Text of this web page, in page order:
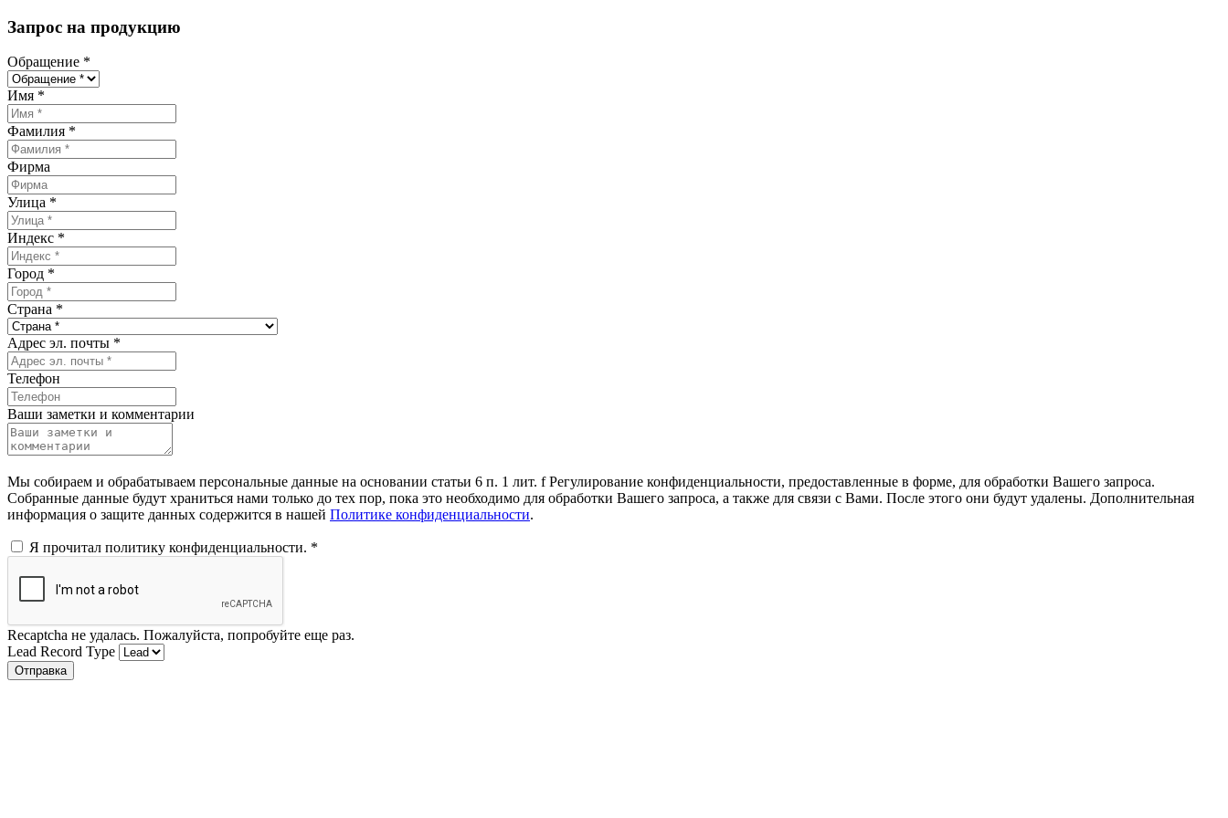
Запрос на продукцию
Обращение *
Имя *
Фамилия *
Фирма
Улица *
Индекс *
Город *
Страна *
Адрес эл. почты *
Телефон
Ваши заметки и комментарии
Мы собираем и обрабатываем персональные данные на основании статьи 6 п. 1 лит. f Регулирование конфиденциальности, предоставленные в форме, для обработки Вашего запроса.
Собранные данные будут храниться нами только до тех пор, пока это необходимо для обработки Вашего запроса, а также для связи с Вами. После этого они будут удалены. Дополнительная
информация о защите данных содержится в нашей Политике конфиденциальности.
Я прочитал политику конфиденциальности. *
Recaptcha не удалась. Пожалуйста, попробуйте еще раз.
Lead Record Type
Отправка